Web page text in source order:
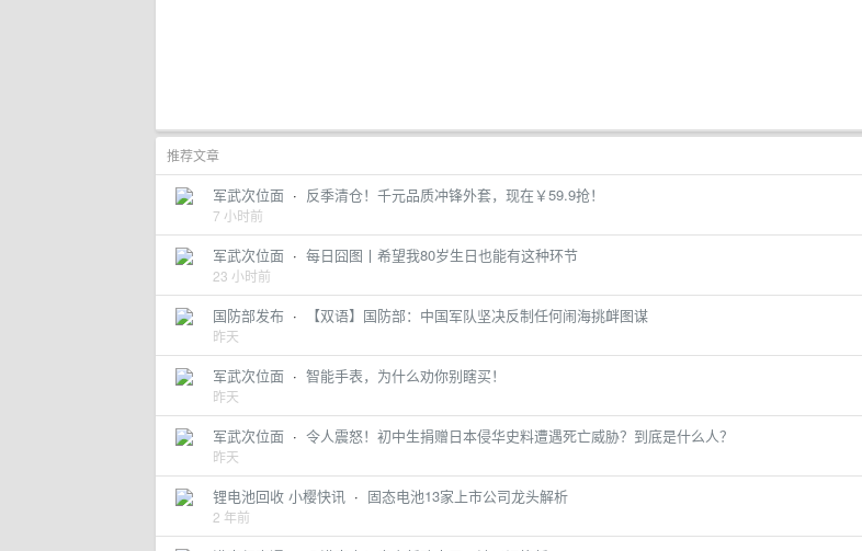
推荐文章
军武次位面 · 反季清仓！千元品质冲锋外套，现在￥59.9抢！
7 小时前
军武次位面 · 每日囧图丨希望我80岁生日也能有这种环节
23 小时前
国防部发布 · 【双语】国防部：中国军队坚决反制任何闹海挑衅图谋
昨天
军武次位面 · 智能手表，为什么劝你别瞎买！
昨天
军武次位面 · 令人震怒！初中生捐赠日本侵华史料遭遇死亡威胁？到底是什么人？
昨天
锂电池回收 小樱快讯 · 固态电池13家上市公司龙头解析
2 年前